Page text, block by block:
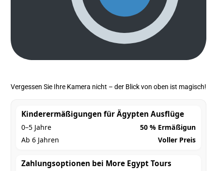
Vergessen Sie Ihre Kamera nicht – der Blick von oben ist magisch!
Kinderermäßigungen für Ägypten Ausflüge
0–5 Jahre
50 % Ermäßigun
Ab 6 Jahren
Voller Preis
Zahlungsoptionen bei More Egypt Tours